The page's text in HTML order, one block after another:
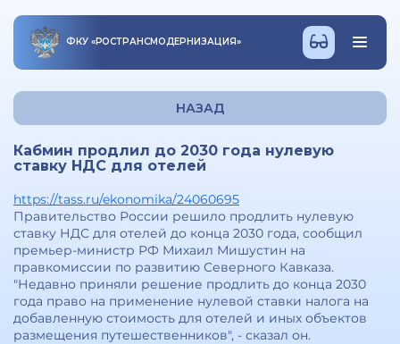
ФКУ «РОСТРАНСМОДЕРНИЗАЦИЯ»
НАЗАД
Кабмин продлил до 2030 года нулевую
ставку НДС для отелей
https://tass.ru/ekonomika/24060695
Правительство России решило продлить нулевую
ставку НДС для отелей до конца 2030 года, сообщил
премьер-министр РФ Михаил Мишустин на
правкомиссии по развитию Северного Кавказа.
"Недавно приняли решение продлить до конца 2030
года право на применение нулевой ставки налога на
добавленную стоимость для отелей и иных объектов
размещения путешественников", - сказал он.